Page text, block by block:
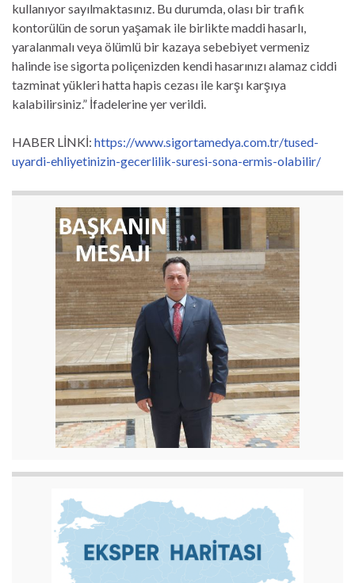
kullanıyor sayılmaktasınız. Bu durumda, olası bir trafik
kontorülün de sorun yaşamak ile birlikte maddi hasarlı,
yaralanmalı veya ölümlü bir kazaya sebebiyet vermeniz
halinde ise sigorta poliçenizden kendi hasarınızı alamaz ciddi
tazminat yükleri hatta hapis cezası ile karşı karşıya
kalabilirsiniz.” İfadelerine yer verildi.
HABER LİNKİ: https://www.sigortamedya.com.tr/tused-
uyardi-ehliyetinizin-gecerlilik-suresi-sona-ermis-olabilir/